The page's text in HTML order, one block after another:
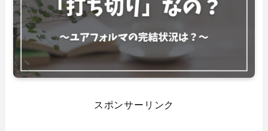
スポンサーリンク